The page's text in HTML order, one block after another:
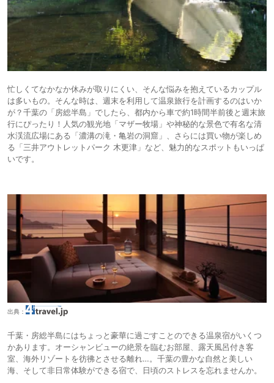
忙しくてなかなか休みが取りにくい、そんな悩みを抱えているカップル
は多いもの。そんな時は、週末を利用して温泉旅行を計画するのはいか
が？千葉の「房総半島」でしたら、都内から車で約1時間半前後と週末旅
行にぴったり！人気の観光地「マザー牧場」や神秘的な景色で有名な清
水渓流広場にある「濃溝の滝・亀岩の洞窟」、さらには買い物が楽しめ
る「三井アウトレットパーク 木更津」など、魅力的なスポットもいっぱ
いです。
出典：
千葉・房総半島にはちょっと豪華に過ごすことのできる温泉宿がいくつ
かあります。オーシャンビューの絶景を臨むお部屋、露天風呂付き客
室、海外リゾートを彷彿とさせる離れ…。千葉の豊かな自然と美しい
海、そして非日常体験ができる宿で、日頃のストレスを忘れませんか。